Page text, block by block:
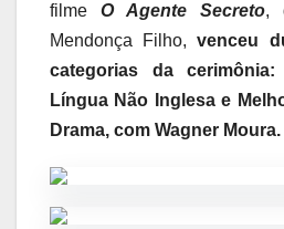
filme O Agente Secreto,
Mendonça Filho,venceu
categorias da
Língua Não Inglesa e
Drama, com Wagner Moura.